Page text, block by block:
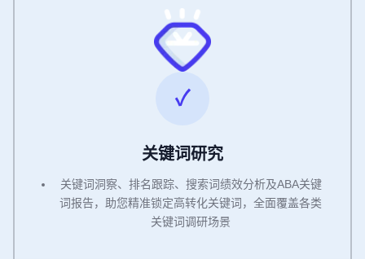
关键词研究
关键词洞察、排名跟踪、搜索词绩效分析及ABA关键
词报告，助您精准锁定高转化关键词，全面覆盖各类
关键词调研场景